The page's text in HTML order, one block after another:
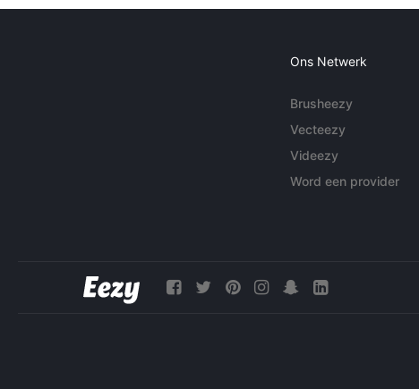
Ons Netwerk
Brusheezy
Vecteezy
Videezy
Word een provider